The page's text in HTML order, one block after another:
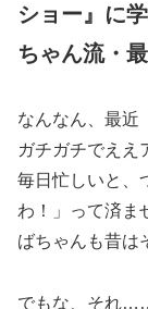
ショー』に
ちゃん流・
なんなん、最近
ガチガチでええ
毎日忙しいと、
わ！」って済ま
ばちゃんも昔は
でもな、それ